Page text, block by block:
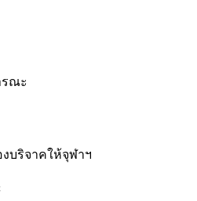
รณะ
บริจาคให้จุฬาฯ